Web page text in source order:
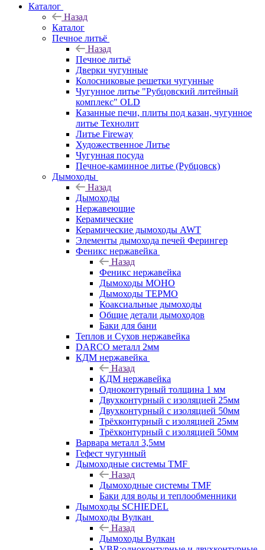
Каталог
Назад
Каталог
Печное литьё
Назад
Печное литьё
Дверки чугунные
Колосниковые решетки чугунные
Чугунное литье "Рубцовский литейный
комплекс" OLD
Казанные печи, плиты под казан, чугунное
литье Технолит
Литье Fireway
Художественное Литье
Чугунная посуда
Печное-каминное литье (Рубцовск)
Дымоходы
Назад
Дымоходы
Нержавеющие
Керамические
Керамические дымоходы AWT
Элементы дымохода печей Ферингер
Феникс нержавейка
Назад
Феникс нержавейка
Дымоходы МОНО
Дымоходы ТЕРМО
Коаксиальные дымоходы
Общие детали дымоходов
Баки для бани
Теплов и Сухов нержавейка
DARCO металл 2мм
КДМ нержавейка
Назад
КДМ нержавейка
Одноконтурный толщина 1 мм
Двухконтурный с изоляцией 25мм
Двухконтурный с изоляцией 50мм
Трёхконтурный с изоляцией 25мм
Трёхконтурный с изоляцией 50мм
Варвара металл 3,5мм
Гефест чугунный
Дымоходные системы TMF
Назад
Дымоходные системы TMF
Баки для воды и теплообменники
Дымоходы SCHIEDEL
Дымоходы Вулкан
Назад
Дымоходы Вулкан